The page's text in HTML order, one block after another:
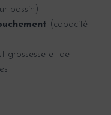
bassin)
(capacité
grossesse et de